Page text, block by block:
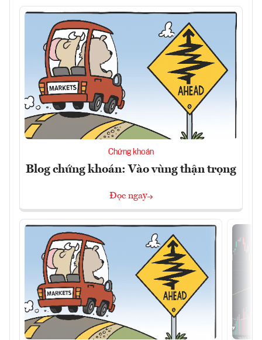
Chứng khoán
Blog chứng khoán: Vào vùng thận trọng
Đọc ngay